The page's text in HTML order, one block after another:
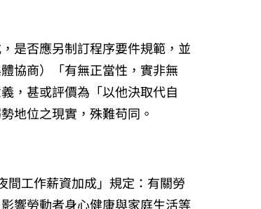
是否應另制訂程序要件規範，並
協商）「有無正當性，實非無
，甚或評價為「以他決取代自
地位之現實，殊難苟同。
間工作薪資加成」規定：有關勞
響勞動者身心健康與家庭生活等